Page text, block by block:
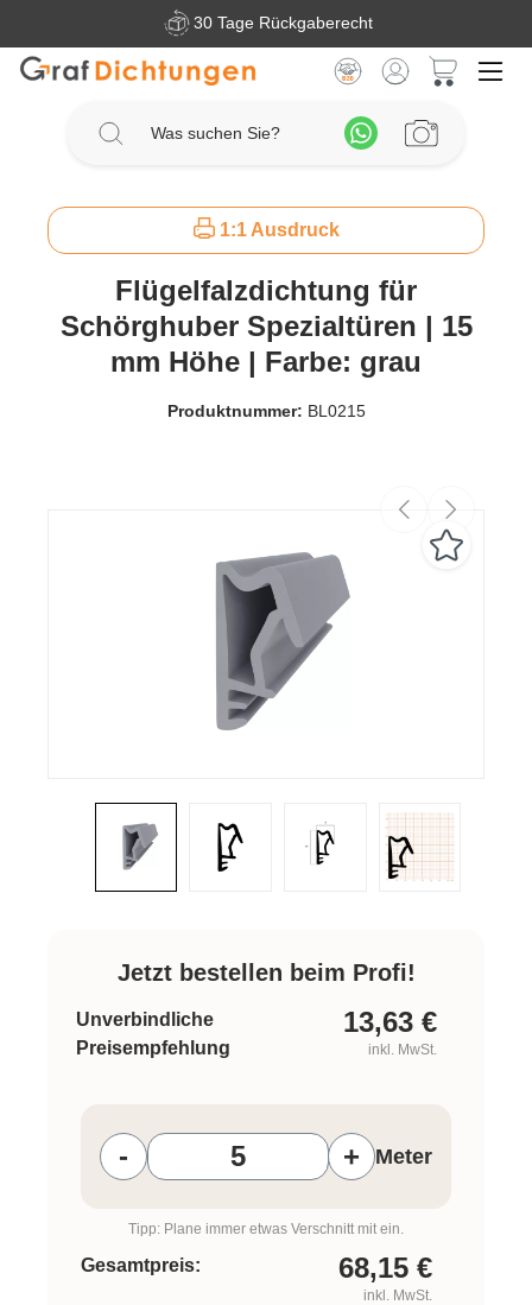
Zum Hauptinhalt springen30 Tage Rückgaberecht
1:1 Ausdruck
Flügelfalzdichtung für
Schörghuber Spezialtüren | 15
mm Höhe | Farbe: grau
Produktnummer: BL0215
Jetzt bestellen beim Profi!
Unverbindliche
Preisempfehlung
13,63 €
inkl. MwSt.
- + Meter
Tipp: Plane immer etwas Verschnitt mit ein.
Gesamtpreis: 68,15 €
inkl. MwSt.